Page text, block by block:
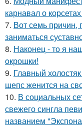
карнавал о
7. Вот семь причин,
заниматься
8. Наконец - то я
oкрошки!
9. Главный
шепс женится на
10. В социальных
свежего сингла
названием